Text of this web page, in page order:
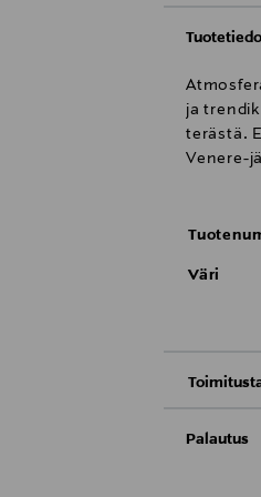
ja
terästä.
Venere-
Väri
Palautus
Meille